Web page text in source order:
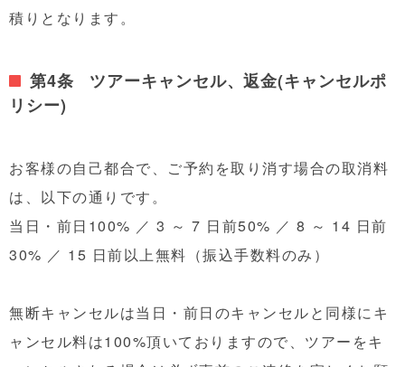
積りとなります。
第4条 ツアーキャンセル、返金(キャンセルポ
リシー)
お客様の自己都合で、ご予約を取り消す場合の取消料
は、以下の通りです。
当日・前日100% ／ 3 ～ 7 日前50% ／ 8 ～ 14 日前
30% ／ 15 日前以上無料（振込手数料のみ）
無断キャンセルは当日・前日のキャンセルと同様にキ
ャンセル料は100%頂いておりますので、ツアーをキ